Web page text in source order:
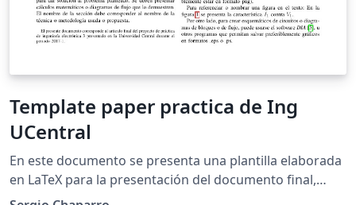
Template paper practica de Ing
UCentral
En este documento se presenta una plantilla elaborada
en LaTeX para la presentación del documento final,
como producto del desarrollo de la asignatura práctica